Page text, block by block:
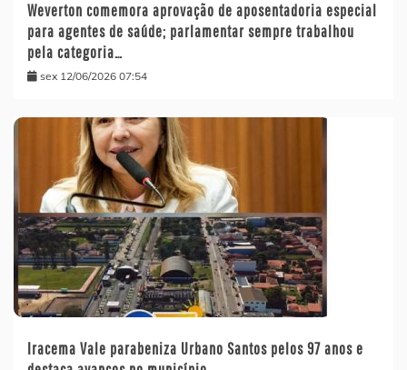
Weverton comemora aprovação de aposentadoria especial
para agentes de saúde; parlamentar sempre trabalhou
pela categoria…
sex 12/06/2026 07:54
Iracema Vale parabeniza Urbano Santos pelos 97 anos e